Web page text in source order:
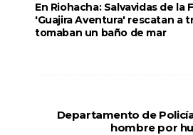
En Riohacha: Salvavidas de la
'Guajira Aventura' rescatan a
tomaban un baño de mar
Departamento de
hombre por